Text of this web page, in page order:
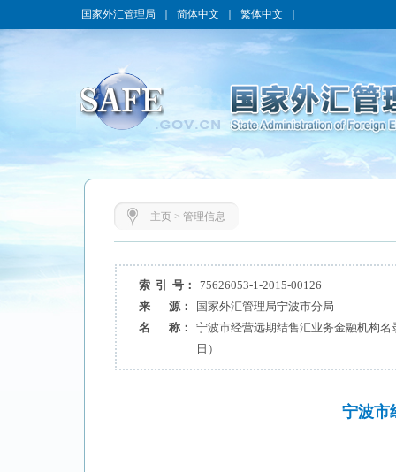
国家外汇管理局 简体中文 繁体中文
主页> 管理信息
索 引 号：
75626053-1-2015-00126
来 源：
国家外汇管理局宁波市分局
名 称：
宁波市经营远期结售汇业务金融机构名
日）
宁波市